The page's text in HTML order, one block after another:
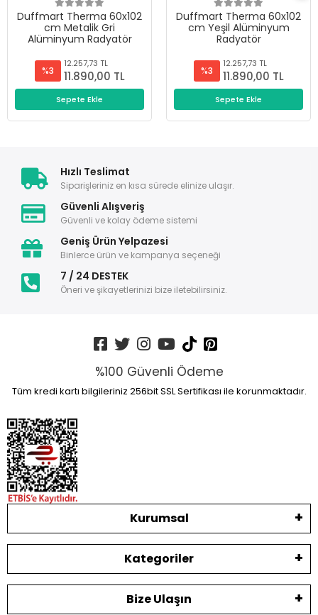
Duffmart Therma 60x102
cm Metalik Gri
Alüminyum Radyatör
%3
12.257,73 TL
11.890,00 TL
Sepete Ekle
Duffmart Therma 60x102
cm Yeşil Alüminyum
Radyatör
%3
12.257,73 TL
11.890,00 TL
Sepete Ekle
Hızlı Teslimat
Siparişleriniz en kısa sürede elinize ulaşır.
Güvenli Alışveriş
Güvenli ve kolay ödeme sistemi
Geniş Ürün Yelpazesi
Binlerce ürün ve kampanya seçeneği
7 / 24 DESTEK
Öneri ve şikayetlerinizi bize iletebilirsiniz.
%100 Güvenli Ödeme
Tüm kredi kartı bilgileriniz 256bit SSL Sertifikası ile korunmaktadır.
Kurumsal
Kategoriler
Bize Ulaşın